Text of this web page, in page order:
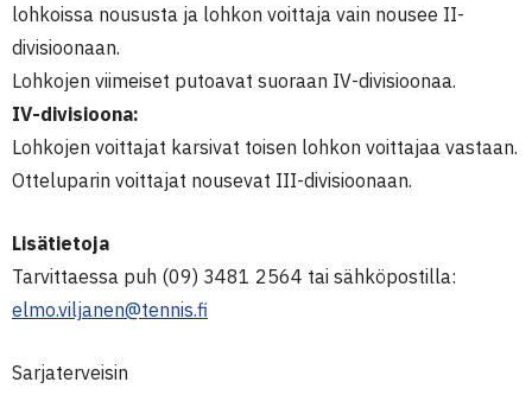
lohkoissa noususta ja lohkon voittaja vain nousee II-
divisioonaan.
Lohkojen viimeiset putoavat suoraan IV-divisioonaa.
IV-divisioona:
Lohkojen voittajat karsivat toisen lohkon voittajaa vastaan.
Otteluparin voittajat nousevat III-divisioonaan.
Lisätietoja
Tarvittaessa puh (09) 3481 2564 tai sähköpostilla:
elmo.viljanen@tennis.fi
Sarjaterveisin